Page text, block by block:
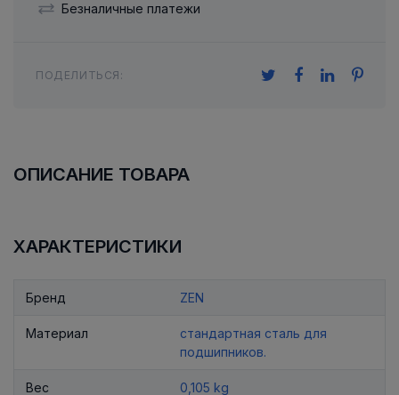
Безналичные платежи
ПОДЕЛИТЬСЯ:
ОПИСАНИЕ ТОВАРА
ХАРАКТЕРИСТИКИ
Бренд ZEN
Материал
стандартная сталь для
подшипников.
Вес 0,105 kg